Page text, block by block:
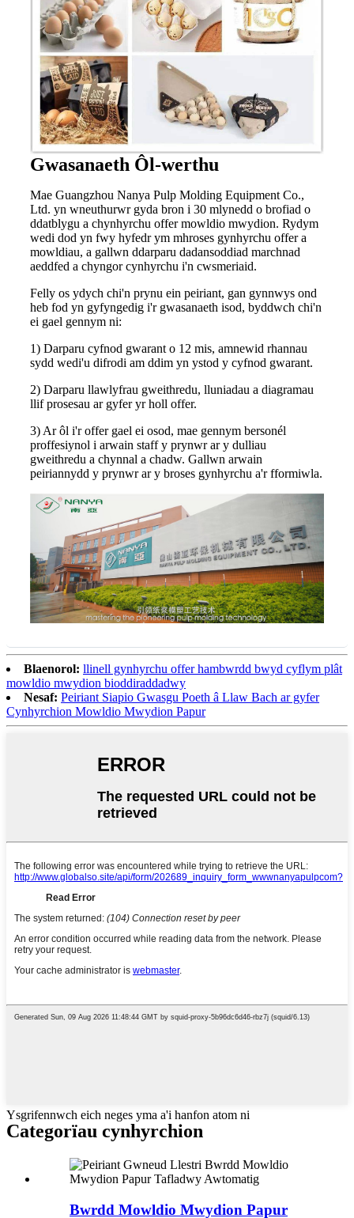
Gwasanaeth Ôl-werthu
Mae Guangzhou Nanya Pulp Molding Equipment Co.,
Ltd. yn wneuthurwr gyda bron i 30 mlynedd o brofiad o
ddatblygu a chynhyrchu offer mowldio mwydion. Rydym
wedi dod yn fwy hyfedr ym mhroses gynhyrchu offer a
mowldiau, a gallwn ddarparu dadansoddiad marchnad
aeddfed a chyngor cynhyrchu i'n cwsmeriaid.
Felly os ydych chi'n prynu ein peiriant, gan gynnwys ond
heb fod yn gyfyngedig i'r gwasanaeth isod, byddwch chi'n
ei gael gennym ni:
1) Darparu cyfnod gwarant o 12 mis, amnewid rhannau
sydd wedi'u difrodi am ddim yn ystod y cyfnod gwarant.
2) Darparu llawlyfrau gweithredu, lluniadau a diagramau
llif prosesau ar gyfer yr holl offer.
3) Ar ôl i'r offer gael ei osod, mae gennym bersonél
proffesiynol i arwain staff y prynwr ar y dulliau
gweithredu a chynnal a chadw. Gallwn arwain
peiriannydd y prynwr ar y broses gynhyrchu a'r fformiwla.
Blaenorol: llinell gynhyrchu offer hambwrdd bwyd cyflym plât
mowldio mwydion bioddiraddadwy
Nesaf: Peiriant Siapio Gwasgu Poeth â Llaw Bach ar gyfer
Cynhyrchion Mowldio Mwydion Papur
Ysgrifennwch eich neges yma a'i hanfon atom ni
Categorïau cynhyrchion
Bwrdd Mowldio Mwydion Papur